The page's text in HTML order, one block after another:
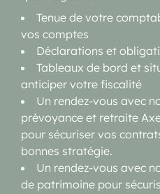
Tenue de votre
vos comptes
Déclarations et
Tableaux de bord et
anticiper votre fiscalité
Un rendez-vous avec
prévoyance et retraite
pour sécuriser vos
bonnes stratégie.
Un rendez-vous avec
de patrimoine pour